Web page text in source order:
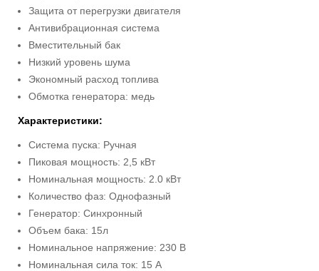
Защита от перегрузки двигателя
Антивибрационная система
Вместительный бак
Низкий уровень шума
Экономный расход топлива
Обмотка генератора: медь
Характеристики:
Система пуска: Ручная
Пиковая мощность: 2,5 кВт
Номинальная мощность: 2.0 кВт
Количество фаз: Однофазный
Генератор: Синхронный
Объем бака: 15л
Номинальное напряжение: 230 В
Номинальная сила ток: 15 А